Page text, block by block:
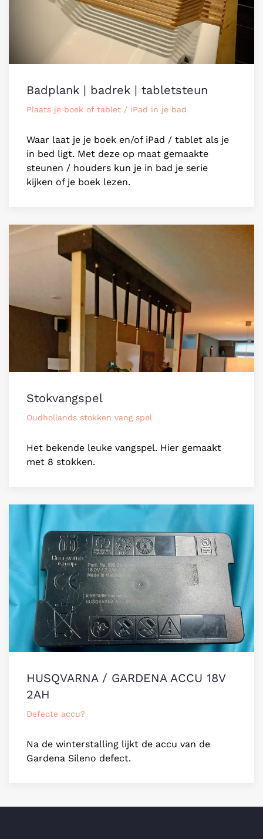
Badplank | badrek | tabletsteun
Plaats je boek of tablet / iPad in je bad
Waar laat je je boek en/of iPad / tablet als je
in bed ligt. Met deze op maat gemaakte
steunen / houders kun je in bad je serie
kijken of je boek lezen.
Stokvangspel
Oudhollands stokken vang spel
Het bekende leuke vangspel. Hier gemaakt
met 8 stokken.
HUSQVARNA / GARDENA ACCU 18V
2AH
Defecte accu?
Na de winterstalling lijkt de accu van de
Gardena Sileno defect.